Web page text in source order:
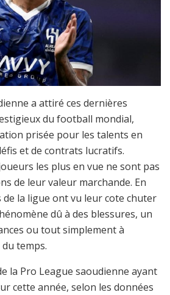
a attiré ces dernières
du football mondial,
prisée pour les talents en
et de contrats lucratifs.
les plus en vue ne sont pas
de leur valeur marchande. En
de la ligue ont vu leur cote chuter
dû à des blessures, un
ou tout simplement à
temps.
la Pro League saoudienne ayant
cette année, selon les données